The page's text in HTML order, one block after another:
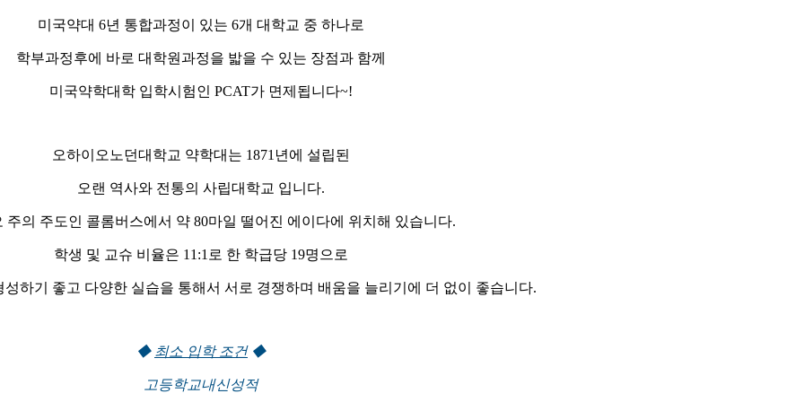
미국약대 6년 통합과정이 있는 6개 대학교 중 하나로
학부과정후에 바로 대학원과정을 밟을 수 있는 장점과 함께
미국약학대학 입학시험인 PCAT가 면제됩니다~!
오하이오노던대학교 약학대는 1871년에 설립된
오랜 역사와 전통의 사립대학교 입니다.
주의 주도인 콜롬버스에서 약 80마일 떨어진 에이다에 위치해 있습니다.
학생 및 교슈 비율은 11:1로 한 학급당 19명으로
성하기 좋고 다양한 실습을 통해서 서로 경쟁하며 배움을 늘리기에 더 없이 좋습니다.
◆ 최소 입학 조건◆
고등학교내신성적